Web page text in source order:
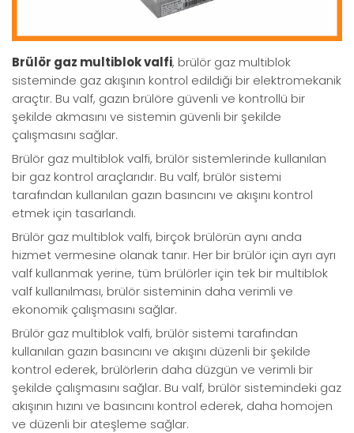
Brülör gaz multiblok valfi, brülör gaz multiblok
sisteminde gaz akışının kontrol edildiği bir elektromekanik
araçtır. Bu valf, gazın brülöre güvenli ve kontrollü bir
şekilde akmasını ve sistemin güvenli bir şekilde
çalışmasını sağlar.
Brülör gaz multiblok valfi, brülör sistemlerinde kullanılan
bir gaz kontrol araçlarıdır. Bu valf, brülör sistemi
tarafından kullanılan gazın basıncını ve akışını kontrol
etmek için tasarlandı.
Brülör gaz multiblok valfi, birçok brülörün aynı anda
hizmet vermesine olanak tanır. Her bir brülör için ayrı ayrı
valf kullanmak yerine, tüm brülörler için tek bir multiblok
valf kullanılması, brülör sisteminin daha verimli ve
ekonomik çalışmasını sağlar.
Brülör gaz multiblok valfi, brülör sistemi tarafından
kullanılan gazın basıncını ve akışını düzenli bir şekilde
kontrol ederek, brülörlerin daha düzgün ve verimli bir
şekilde çalışmasını sağlar. Bu valf, brülör sistemindeki gaz
akışının hızını ve basıncını kontrol ederek, daha homojen
ve düzenli bir ateşleme sağlar.